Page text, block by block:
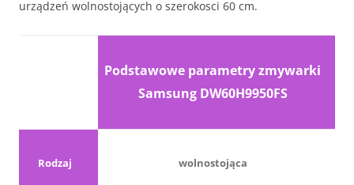
urządzeń wolnostojących o szerokosci 60 cm.
Podstawowe parametry zmywarki
Samsung DW60H9950FS
Rodzaj wolnostojąca